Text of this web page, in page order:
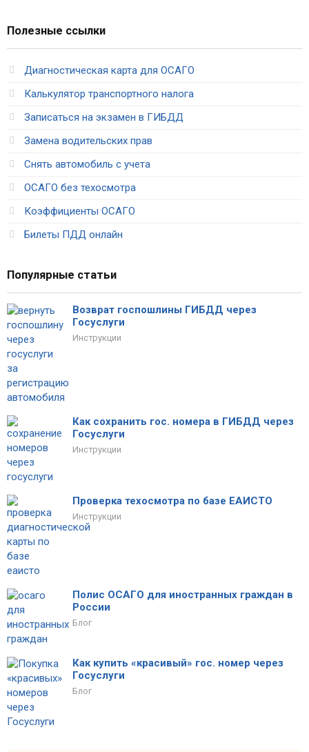
Полезные ссылки
Диагностическая карта для ОСАГО
Калькулятор транспортного налога
Записаться на экзамен в ГИБДД
Замена водительских прав
Снять автомобиль с учета
ОСАГО без техосмотра
Коэффициенты ОСАГО
Билеты ПДД онлайн
Популярные статьи
Возврат госпошлины ГИБДД через
Госуслуги
Инструкции
Как сохранить гос. номера в ГИБДД через
Госуслуги
Инструкции
Проверка техосмотра по базе ЕАИСТО
Инструкции
Полис ОСАГО для иностранных граждан в
России
Блог
Как купить «красивый» гос. номер через
Госуслуги
Блог